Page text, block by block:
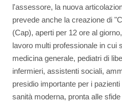
l'assessore, la nuova
prevede anche la creazione di
(Cap), aperti per 12 ore al
lavoro multi professionale in cui
medicina generale, pediatri di
infermieri, assistenti sociali,
presidio importante per i
sanità moderna, pronta alle